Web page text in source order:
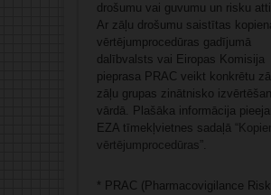
drošumu vai guvumu un risku
Ar zāļu drošumu saistītas
vērtējumprocedūras gadījumā
dalībvalsts vai Eiropas Komisija
pieprasa PRAC veikt konkrētu
zāļu grupas zinātnisko
vārdā. Plašāka informācija
EZA tīmekļvietnes sadaļā “
vērtējumprocedūras ”.
* PRAC (Pharmacovigilance Risk